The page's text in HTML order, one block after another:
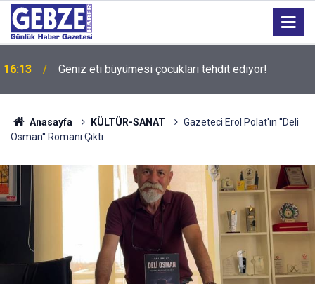
15:27 Bilişim 500 Araştırması’nın sonuçları açıklandı
Anasayfa KÜLTÜR-SANAT
Gazeteci Erol Polat'ın ''Deli
Osman'' Romanı Çıktı